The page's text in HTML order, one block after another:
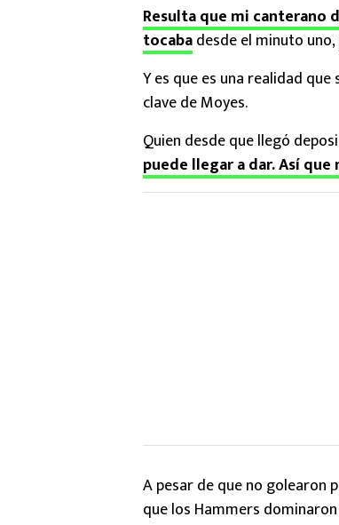
Resulta que mi canterano
tocabadesde el minuto
Y es que es una realidad
clave de Moyes.
Quien desde que llegó
puede llegar a dar. Así
A pesar de que no golearon
que los Hammers